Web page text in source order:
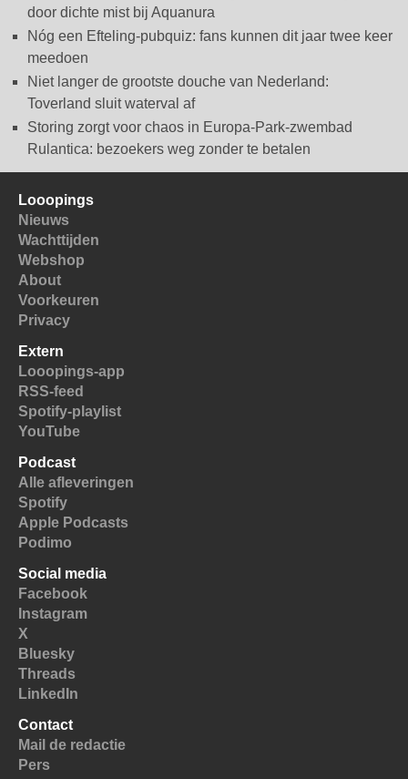
door dichte mist bij Aquanura
Nóg een Efteling-pubquiz: fans kunnen dit jaar twee keer
meedoen
Niet langer de grootste douche van Nederland:
Toverland sluit waterval af
Storing zorgt voor chaos in Europa-Park-zwembad
Rulantica: bezoekers weg zonder te betalen
Looopings
Nieuws
Wachttijden
Webshop
About
Voorkeuren
Privacy
Extern
Looopings-app
RSS-feed
Spotify-playlist
YouTube
Podcast
Alle afleveringen
Spotify
Apple Podcasts
Podimo
Social media
Facebook
Instagram
X
Bluesky
Threads
LinkedIn
Contact
Mail de redactie
Pers